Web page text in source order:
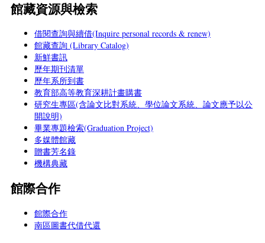
館藏資源與檢索
借閱查詢與續借(Inquire personal records & renew)
館藏查詢 (Library Catalog)
新鮮書訊
歷年期刊清單
歷年系所到書
教育部高等教育深耕計畫購書
研究生專區(含論文比對系統、學位論文系統、論文應予以公
開說明)
畢業專題檢索(Graduation Project)
多媒體館藏
贈書芳名錄
機構典藏
館際合作
館際合作
南區圖書代借代還